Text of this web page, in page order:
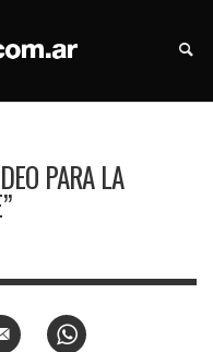
PARA LA